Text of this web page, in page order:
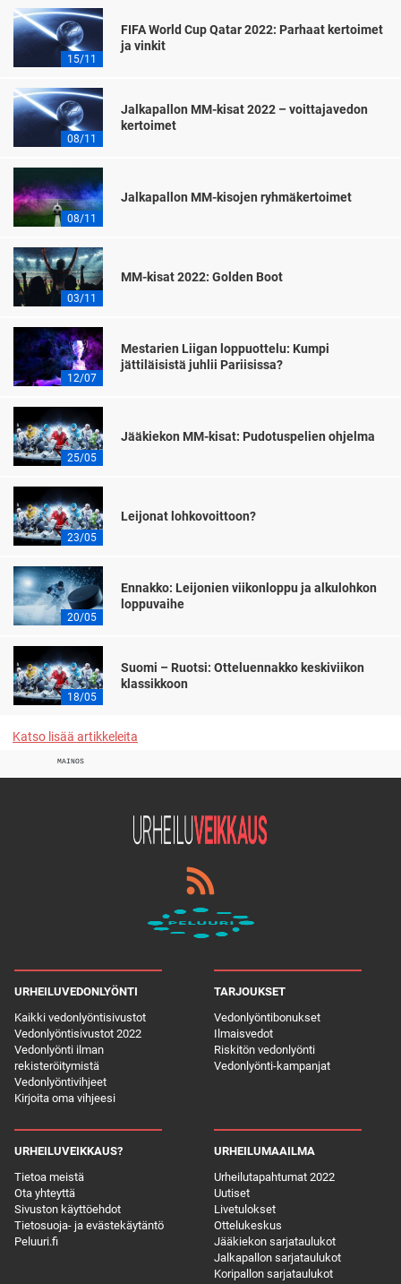
15/11
FIFA World Cup Qatar 2022: Parhaat kertoimet
ja vinkit
08/11
Jalkapallon MM-kisat 2022 – voittajavedon
kertoimet
08/11
Jalkapallon MM-kisojen ryhmäkertoimet
03/11
MM-kisat 2022: Golden Boot
12/07
Mestarien Liigan loppuottelu: Kumpi
jättiläisistä juhlii Pariisissa?
25/05
Jääkiekon MM-kisat: Pudotuspelien ohjelma
23/05
Leijonat lohkovoittoon?
20/05
Ennakko: Leijonien viikonloppu ja alkulohkon
loppuvaihe
18/05
Suomi – Ruotsi: Otteluennakko keskiviikon
klassikkoon
Katso lisää artikkeleita
MAINOS
URHEILUVEDONLYÖNTI
Kaikki vedonlyöntisivustot
Vedonlyöntisivustot 2022
Vedonlyönti ilman
rekisteröitymistä
Vedonlyöntivihjeet
Kirjoita oma vihjeesi
TARJOUKSET
Vedonlyöntibonukset
Ilmaisvedot
Riskitön vedonlyönti
Vedonlyönti-kampanjat
URHEILUVEIKKAUS?
Tietoa meistä
Ota yhteyttä
Sivuston käyttöehdot
Tietosuoja- ja evästekäytäntö
Peluuri.fi
URHEILUMAAILMA
Urheilutapahtumat 2022
Uutiset
Livetulokset
Ottelukeskus
Jääkiekon sarjataulukot
Jalkapallon sarjataulukot
Koripallon sarjataulukot